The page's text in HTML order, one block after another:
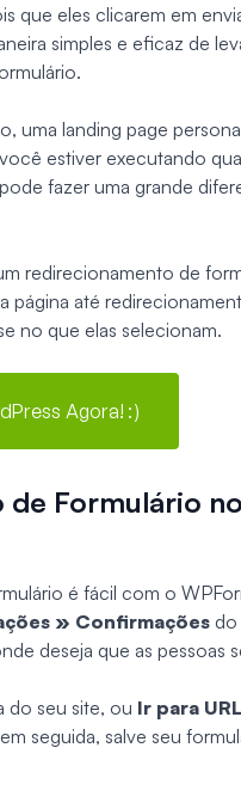
que eles clicarem em
simples e eficaz de
uma landing page
estiver executando
fazer uma grande
redirecionamento de
página até
no que elas selecionam.
Agora! :)
Formulário no
é fácil com o
» Confirmações do
deseja que as pessoas
do seu site, ou Ir para
seguida, salve seu